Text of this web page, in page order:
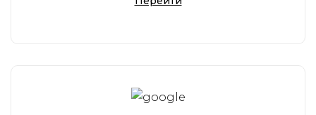
Савельев Алексей